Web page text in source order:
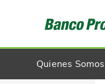
Quienes Somos